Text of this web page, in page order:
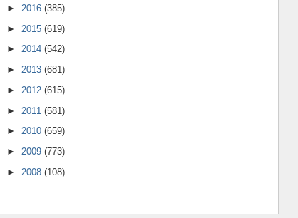
► 2016 (385)
► 2015 (619)
► 2014 (542)
► 2013 (681)
► 2012 (615)
► 2011 (581)
► 2010 (659)
► 2009 (773)
► 2008 (108)